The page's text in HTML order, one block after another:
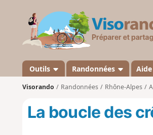
Outils Randonnées
Visorando Randonnées Rhône-Alpes
La boucle des